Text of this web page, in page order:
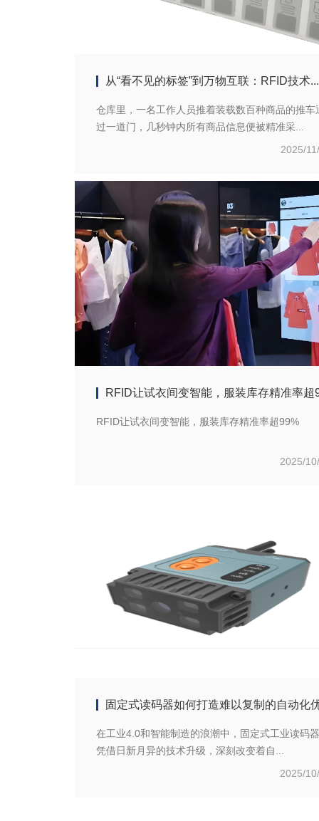
从“看不见的标签”到万物互联：RFID技术...
仓库里，一名工作人员推着装载数百种商品的推车
过一道门，几秒钟内所有商品信息便被精准采...
2025/
RFID让试衣间变智能，服装库存精准率超99%
2025/
固定式读码器如何打造难以复制的自动化
在工业4.0和智能制造的浪潮中，固定式工业读码
凭借日新月异的技术升级，深刻改变着自...
2025/